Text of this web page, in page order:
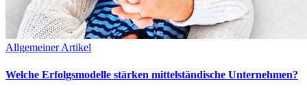
Allgemeiner Artikel
Welche Erfolgsmodelle stärken mittelständische Unternehmen?